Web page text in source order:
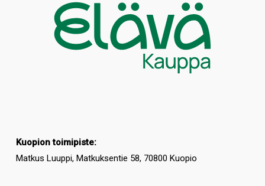
Kuopion toimipiste:
Matkus Luuppi, Matkuksentie 58, 70800 Kuopio